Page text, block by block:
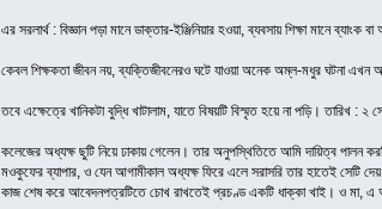
এর সরলার্থ : বিজ্ঞান পড়া মানে ডাক্তার-ইঞ্জিনিয়ার হওয়া, ব্যবসায় শিক্ষা মানে
কেবল শিক্ষকতা জীবন নয়, ব্যক্তিজীবনেরও ঘটে যাওয়া অনেক অম্ল-মধুর ঘটনা
তবে এক্ষেত্রে খানিকটা বুদ্ধি খাটালাম, যাতে বিষয়টি বিস্মৃত হয়ে না পড়ি।
কলেজের অধ্যক্ষ ছুটি নিয়ে ঢাকায় গেলেন। তার অনুপস্থিতিতে আমি দায়িত্ব
মওকুফের ব্যাপার, ও যেন আগামীকাল অধ্যক্ষ ফিরে এলে সরাসরি তার হাতেই সেটি
কাজ শেষ করে আবেদনপত্রটিতে চোখ রাখতেই প্রচণ্ড একটি ধাক্কা খাই। ও মা, এ